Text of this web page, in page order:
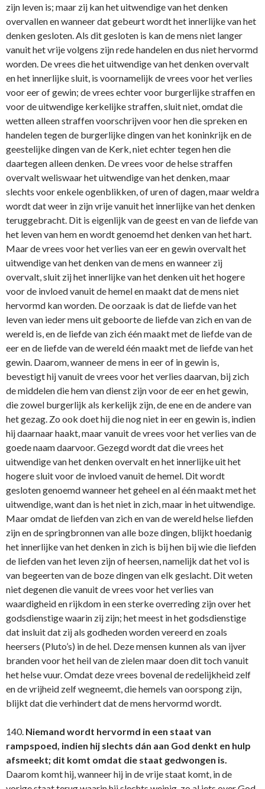
zijn leven is; maar zij kan het uitwendige van het denken
overvallen en wanneer dat gebeurt wordt het innerlijke van het
denken gesloten. Als dit gesloten is kan de mens niet langer
vanuit het vrije volgens zijn rede handelen en dus niet hervormd
worden. De vrees die het uitwendige van het denken overvalt
en het innerlijke sluit, is voornamelijk de vrees voor het verlies
voor eer of gewin; de vrees echter voor burgerlijke straffen en
voor de uitwendige kerkelijke straffen, sluit niet, omdat die
wetten alleen straffen voorschrijven voor hen die spreken en
handelen tegen de burgerlijke dingen van het koninkrijk en de
geestelijke dingen van de Kerk, niet echter tegen hen die
daartegen alleen denken. De vrees voor de helse straffen
overvalt weliswaar het uitwendige van het denken, maar
slechts voor enkele ogenblikken, of uren of dagen, maar weldra
wordt dat weer in zijn vrije vanuit het innerlijke van het denken
teruggebracht. Dit is eigenlijk van de geest en van de liefde van
het leven van hem en wordt genoemd het denken van het hart.
Maar de vrees voor het verlies van eer en gewin overvalt het
uitwendige van het denken van de mens en wanneer zij
overvalt, sluit zij het innerlijke van het denken uit het hogere
voor de invloed vanuit de hemel en maakt dat de mens niet
hervormd kan worden. De oorzaak is dat de liefde van het
leven van ieder mens uit geboorte de liefde van zich en van de
wereld is, en de liefde van zich één maakt met de liefde van de
eer en de liefde van de wereld één maakt met de liefde van het
gewin. Daarom, wanneer de mens in eer of in gewin is,
bevestigt hij vanuit de vrees voor het verlies daarvan, bij zich
de middelen die hem van dienst zijn voor de eer en het gewin,
die zowel burgerlijk als kerkelijk zijn, de ene en de andere van
het gezag. Zo ook doet hij die nog niet in eer en gewin is, indien
hij daarnaar haakt, maar vanuit de vrees voor het verlies van de
goede naam daarvoor. Gezegd wordt dat die vrees het
uitwendige van het denken overvalt en het innerlijke uit het
hogere sluit voor de invloed vanuit de hemel. Dit wordt
gesloten genoemd wanneer het geheel en al één maakt met het
uitwendige, want dan is het niet in zich, maar in het uitwendige.
Maar omdat de liefden van zich en van de wereld helse liefden
zijn en de springbronnen van alle boze dingen, blijkt hoedanig
het innerlijke van het denken in zich is bij hen bij wie die liefden
de liefden van het leven zijn of heersen, namelijk dat het vol is
van begeerten van de boze dingen van elk geslacht. Dit weten
niet degenen die vanuit de vrees voor het verlies van
waardigheid en rijkdom in een sterke overreding zijn over het
godsdienstige waarin zij zijn; het meest in het godsdienstige
dat insluit dat zij als godheden worden vereerd en zoals
heersers (Pluto’s) in de hel. Deze mensen kunnen als van ijver
branden voor het heil van de zielen maar doen dit toch vanuit
het helse vuur. Omdat deze vrees bovenal de redelijkheid zelf
en de vrijheid zelf wegneemt, die hemels van oorspong zijn,
blijkt dat die verhindert dat de mens hervormd wordt.
140. Niemand wordt hervormd in een staat van
rampspoed, indien hij slechts dán aan God denkt en hulp
afsmeekt; dit komt omdat die staat gedwongen is.
Daarom komt hij, wanneer hij in de vrije staat komt, in de